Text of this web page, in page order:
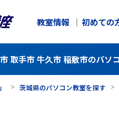
教室情報 初めての
取手市 牛久市 稲敷市のパソ
茨城県のパソコン教室を探す